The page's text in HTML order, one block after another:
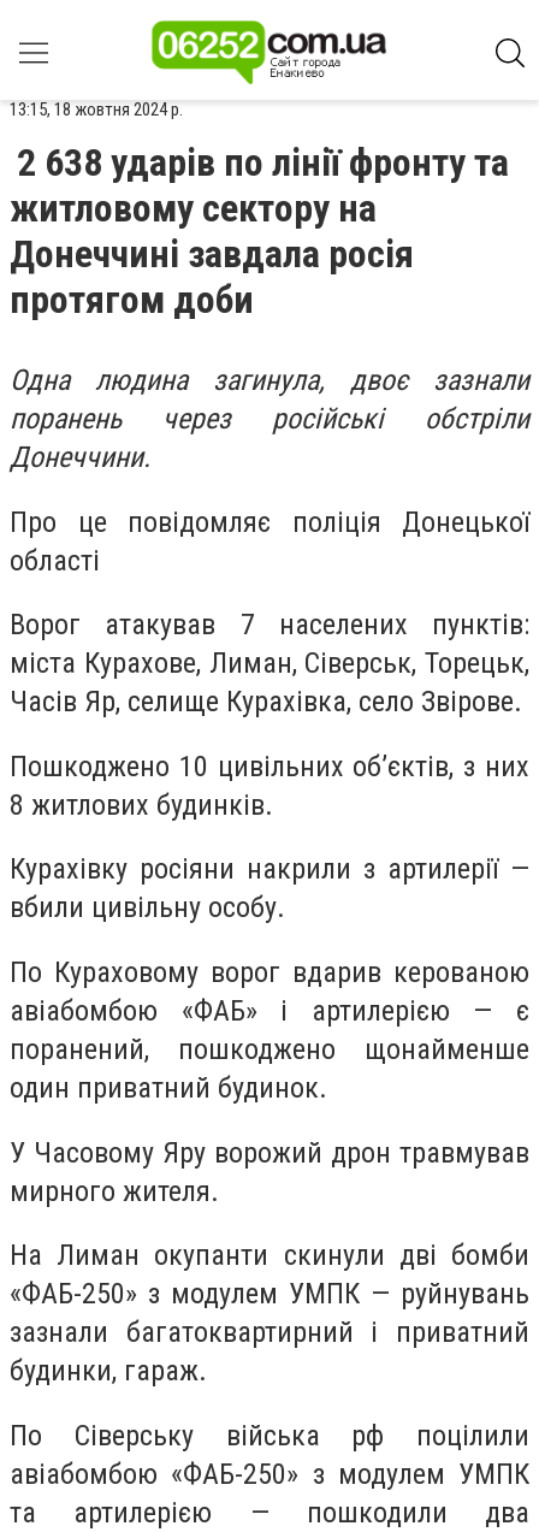
13:15, 18 жовтня 2024 р.
2 638 ударів по лінії фронту та
житловому сектору на
Донеччині завдала росія
протягом доби
Одна людина загинула, двоє зазнали
поранень через російські обстріли
Донеччини.
Про це повідомляє поліція Донецької
області
Ворог атакував 7 населених пунктів:
міста Курахове, Лиман, Сіверськ, Торецьк,
Часів Яр, селище Курахівка, село Звірове.
Пошкоджено 10 цивільних об’єктів, з них
8 житлових будинків.
Курахівку росіяни накрили з артилерії —
вбили цивільну особу.
По Кураховому ворог вдарив керованою
авіабомбою «ФАБ» і артилерією — є
поранений, пошкоджено щонайменше
один приватний будинок.
У Часовому Яру ворожий дрон травмував
мирного жителя.
На Лиман окупанти скинули дві бомби
«ФАБ-250» з модулем УМПК — руйнувань
зазнали багатоквартирний і приватний
будинки, гараж.
По Сіверську війська рф поцілили
авіабомбою «ФАБ-250» з модулем УМПК
та артилерією — пошкодили два